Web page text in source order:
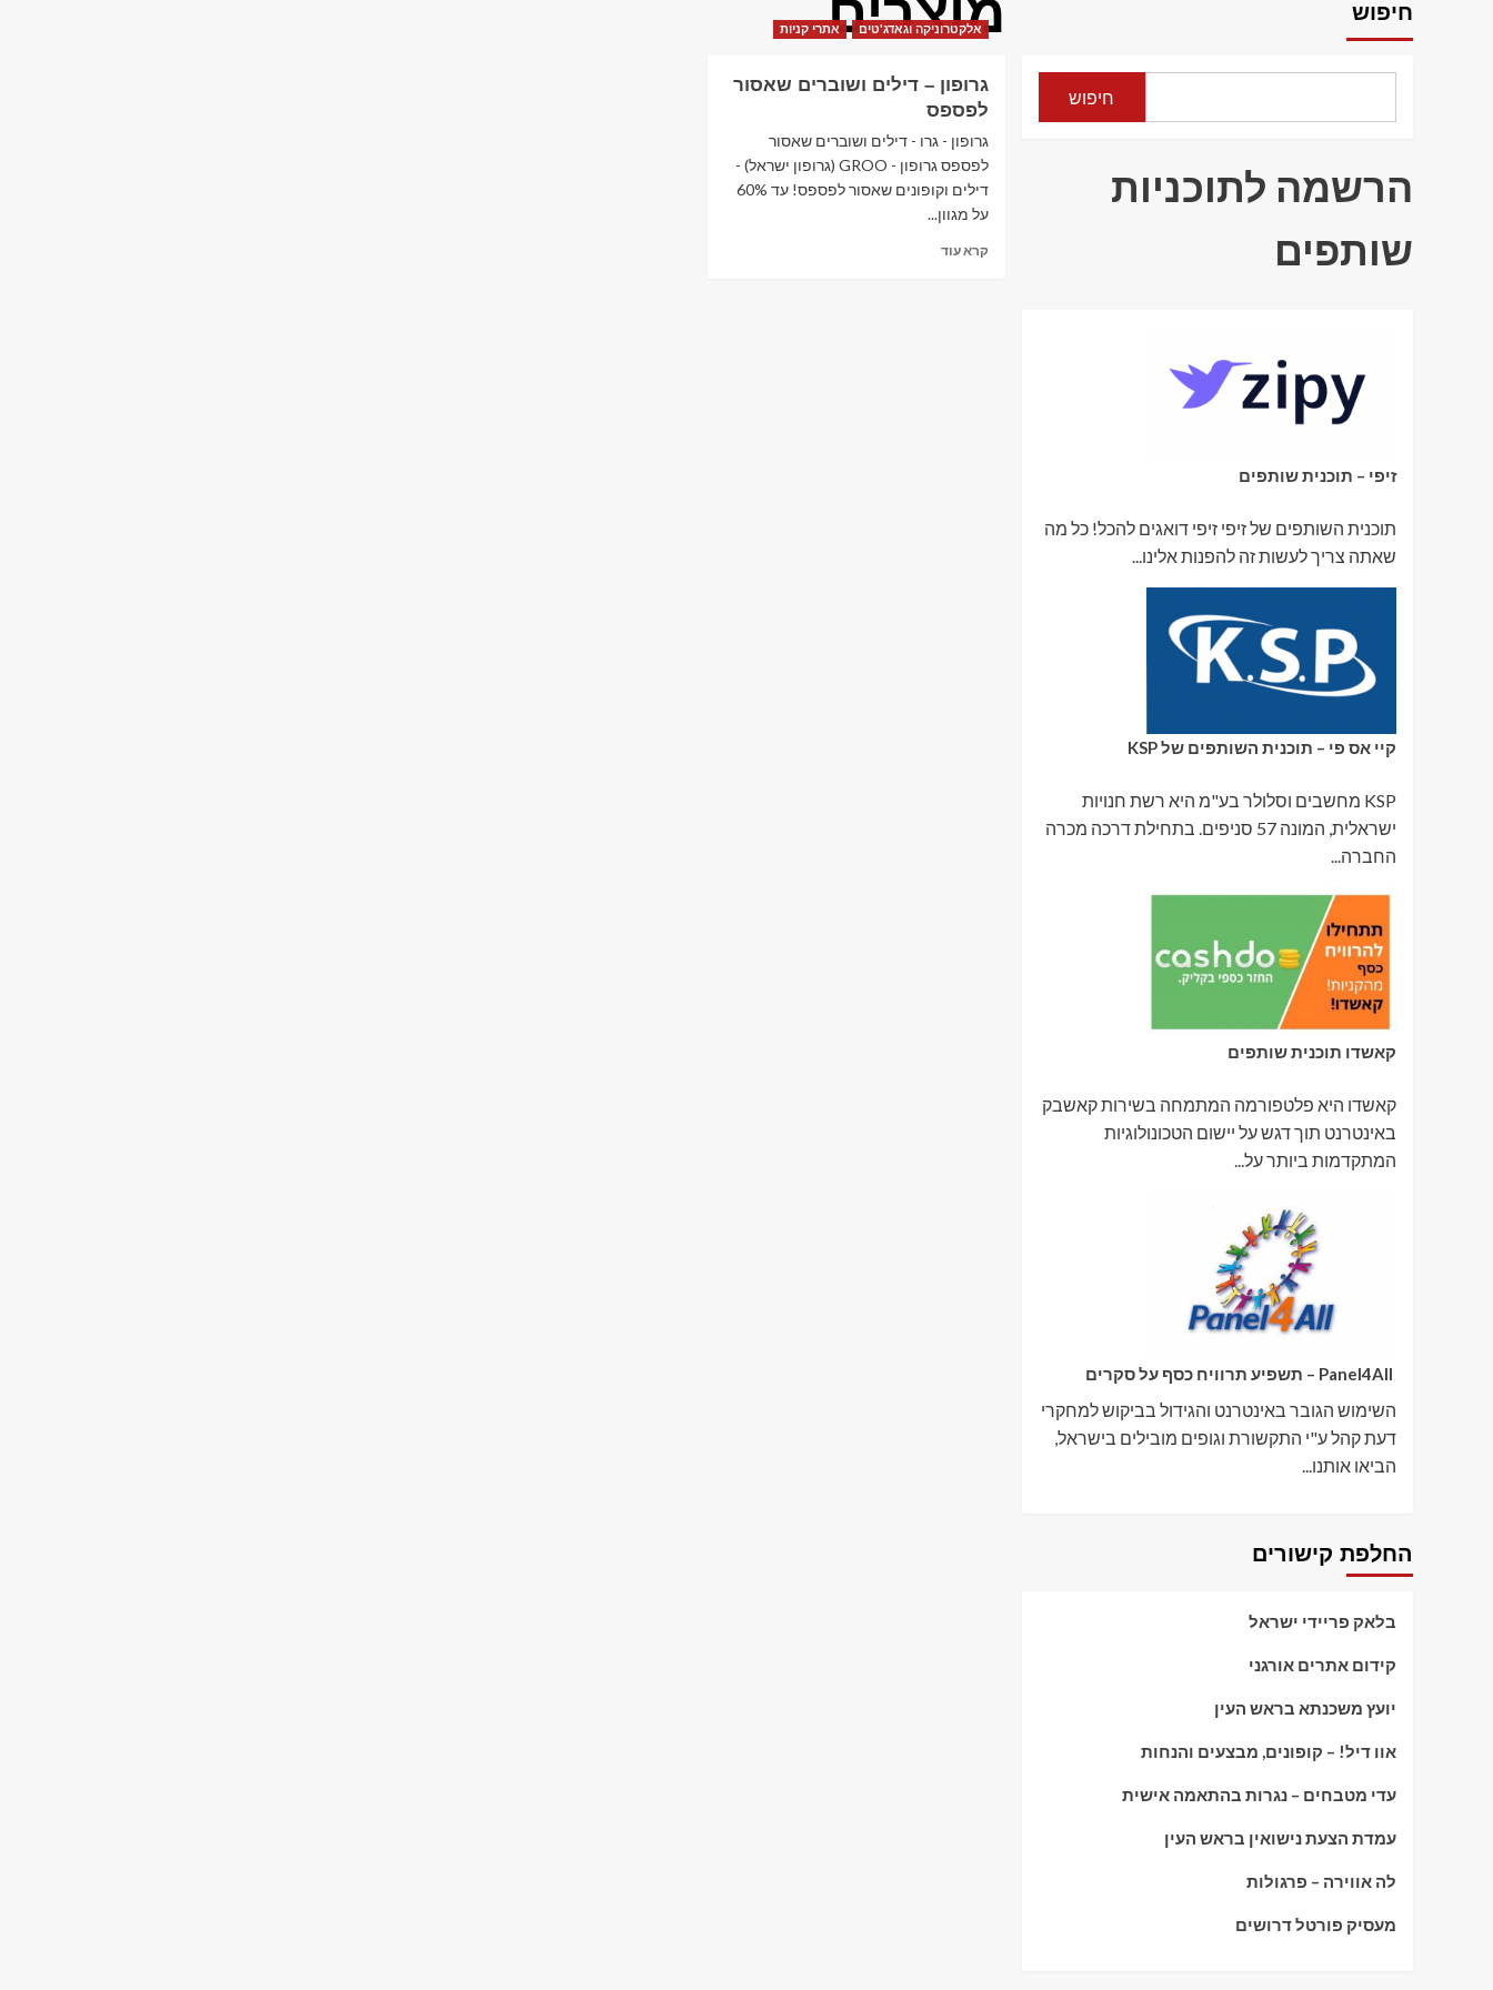
מוצרים
אלקטרוניקה וגאדג'טים אתרי קניות
גרופון – דילים ושוברים שאסור
לפספס‏
גרופון - גרו - דילים ושוברים שאסור
לפספס‏ גרופון - GROO (גרופון ישראל) -
דילים וקופונים שאסור לפספס! עד 60%
על מגוון...
קרא עודRead
חיפוש
חיפוש
הרשמה לתוכניות
שותפים
זיפי – תוכנית שותפים
תוכנית השותפים של זיפי זיפי דואגים להכל! כל מה
שאתה צריך לעשות זה להפנות אלינו...
קיי אס פי – תוכנית השותפים של KSP
KSP מחשבים וסלולר בע"מ היא רשת חנויות
ישראלית, המונה 57 סניפים. בתחילת דרכה מכרה
החברה...
קאשדו תוכנית שותפים
קאשדו היא פלטפורמה המתמחה בשירות קאשבק
באינטרנט תוך דגש על יישום הטכונולוגיות
המתקדמות ביותר על...
השימוש הגובר באינטרנט והגידול בביקוש למחקרי
דעת קהל ע"י התקשורת וגופים מובילים בישראל,
הביאו אותנו...
החלפת קישורים
בלאק פריידי ישראל
קידום אתרים אורגני
יועץ משכנתא בראש העין
אוו דיל! – קופונים, מבצעים והנחות
עדי מטבחים – נגרות בהתאמה אישית
עמדת הצעת נישואין בראש העין
לה אווירה – פרגולות
מעסיק פורטל דרושים